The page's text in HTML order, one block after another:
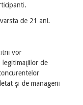
de 21 ani.
vor
legitimaţiilor de
şi de managerii